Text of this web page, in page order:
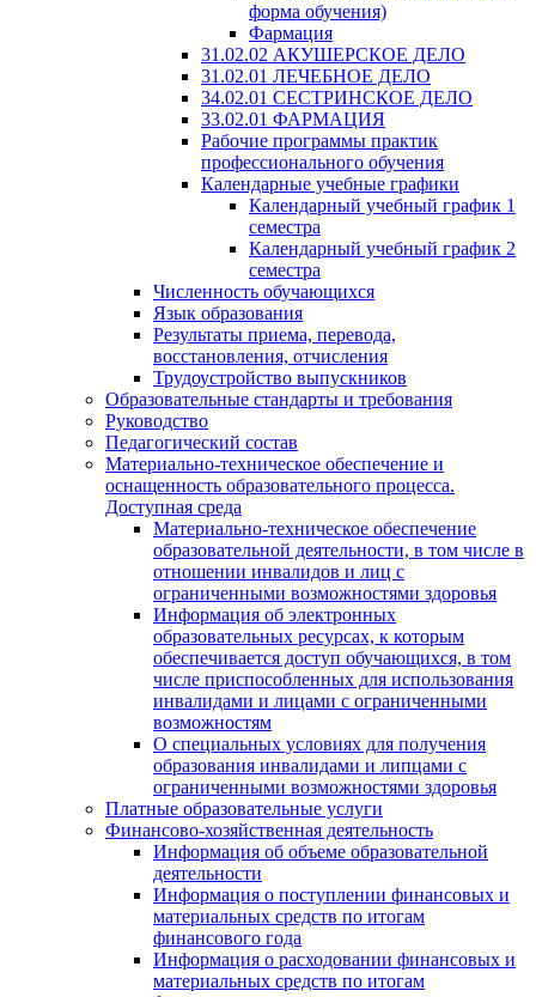
форма обучения)
Фармация
31.02.02 АКУШЕРСКОЕ ДЕЛО
31.02.01 ЛЕЧЕБНОЕ ДЕЛО
34.02.01 СЕСТРИНСКОЕ ДЕЛО
33.02.01 ФАРМАЦИЯ
Рабочие программы практик
профессионального обучения
Календарные учебные графики
Календарный учебный график 1
семестра
Календарный учебный график 2
семестра
Численность обучающихся
Язык образования
Результаты приема, перевода,
восстановления, отчисления
Трудоустройство выпускников
Образовательные стандарты и требования
Руководство
Педагогический состав
Материально-техническое обеспечение и
оснащенность образовательного процесса.
Доступная среда
Материально-техническое обеспечение
образовательной деятельности, в том числе в
отношении инвалидов и лиц с
ограниченными возможностями здоровья
Информация об электронных
образовательных ресурсах, к которым
обеспечивается доступ обучающихся, в том
числе приспособленных для использования
инвалидами и лицами с ограниченными
возможностям
О специальных условиях для получения
образования инвалидами и липцами с
ограниченными возможностями здоровья
Платные образовательные услуги
Финансово-хозяйственная деятельность
Информация об объеме образовательной
деятельности
Информация о поступлении финансовых и
материальных средств по итогам
финансового года
Информация о расходовании финансовых и
материальных средств по итогам